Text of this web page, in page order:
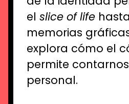
el slice of life
memorias
explora cómo el
permite
personal.